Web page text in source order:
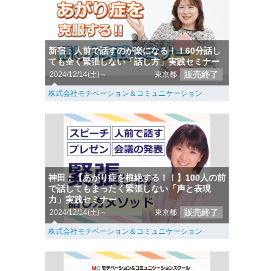
新宿：人前で話すのが楽になる！！60分話し
ても全く緊張しない「話し方」実践セミナー
2024/12/14(土)～ 東京都 販売終了
株式会社モチベーション＆コミュニケーション
神田：【あがり症を根絶する！！】100人の前
で話してもまったく緊張しない「声と表現
力」実践セミナー
2024/12/14(土)～ 東京都 販売終了
株式会社モチベーション＆コミュニケーション